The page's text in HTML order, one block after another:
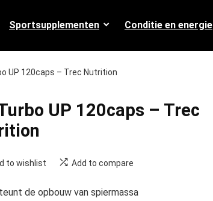
Sportsupplementen Conditie en energie
UP 120caps – Trec Nutrition
UP 120caps – Trec
to wishlist Add to compare
de opbouw van spiermassa